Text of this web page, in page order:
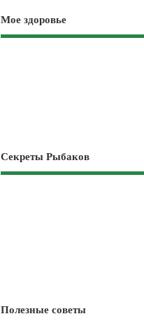
Мое здоровье
Секреты Рыбаков
Полезные советы